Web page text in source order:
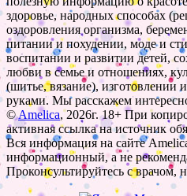
здоровье, народных способах
оздоровления организма,
питании и похудении, моде и
воспитании и развитии детей,
любви в семье и отношениях,
(шитье, вязание), изготовлении
руками. Мы расскажем
©Amelica, 2026г. 18+ При
активная ссылка на источник
Вся информация на сайте
информационный, а не
Проконсультируйтесь с врачом,